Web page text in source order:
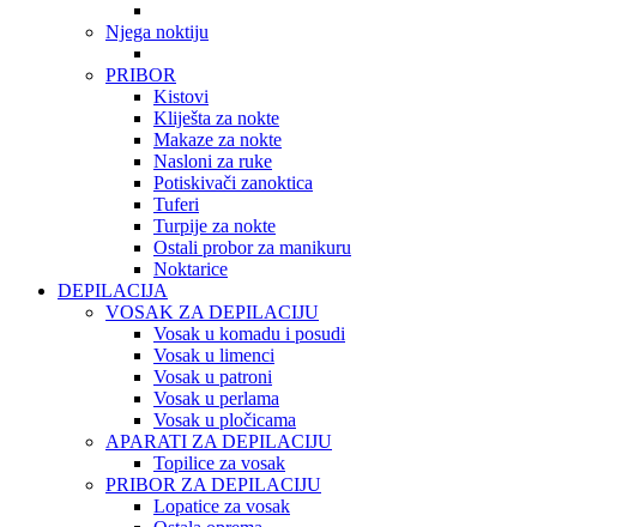
Njega noktiju
PRIBOR
Kistovi
Kliješta za nokte
Makaze za nokte
Nasloni za ruke
Potiskivači zanoktica
Tuferi
Turpije za nokte
Ostali probor za manikuru
Noktarice
DEPILACIJA
VOSAK ZA DEPILACIJU
Vosak u komadu i posudi
Vosak u limenci
Vosak u patroni
Vosak u perlama
Vosak u pločicama
APARATI ZA DEPILACIJU
Topilice za vosak
PRIBOR ZA DEPILACIJU
Lopatice za vosak